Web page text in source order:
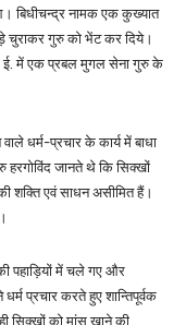
बिधीचन्द्र नामक एक कुख्यात
चुराकर गुरु को भेंट कर दिये।
ई. में एक प्रबल मुगल सेना गुरु के
धर्म-प्रचार के कार्य में बाधा
हरगोविंद जानते थे कि सिक्खों
शक्ति एवं साधन असीमित हैं।
पहाड़ियों में चले गए और
प्रचार करते हुए शान्तिपूर्वक
सिक्खों को मांस खाने की